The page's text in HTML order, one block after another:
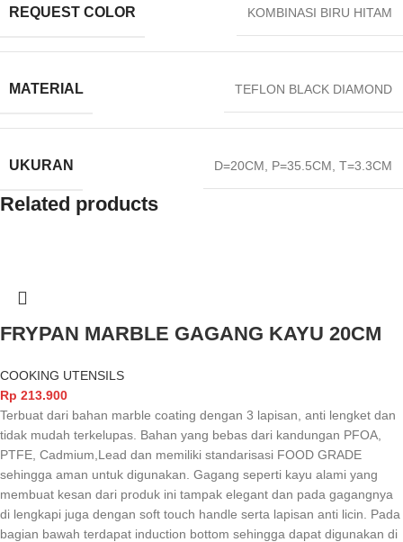
REQUEST COLOR KOMBINASI BIRU HITAM
MATERIAL TEFLON BLACK DIAMOND
UKURAN D=20CM, P=35.5CM, T=3.3CM
Related products
FRYPAN MARBLE GAGANG KAYU 20CM
COOKING UTENSILS
Rp 213.900
Terbuat dari bahan marble coating dengan 3 lapisan, anti lengket dan
tidak mudah terkelupas. Bahan yang bebas dari kandungan PFOA,
PTFE, Cadmium,Lead dan memiliki standarisasi FOOD GRADE
sehingga aman untuk digunakan. Gagang seperti kayu alami yang
membuat kesan dari produk ini tampak elegant dan pada gagangnya
di lengkapi juga dengan soft touch handle serta lapisan anti licin. Pada
bagian bawah terdapat induction bottom sehingga dapat digunakan di